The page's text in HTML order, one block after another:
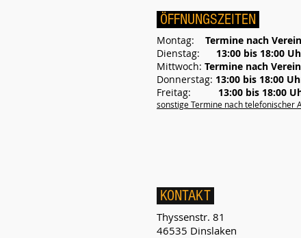
ÖFFNUNGSZEITEN
Montag: Termine nach
Dienstag:
13:00 bis 18:00
Mittwoch: Termine nach
Donnerstag: 13:00 bis 18:00
Freitag:
13:00 bis 18:00
sonstige Termine nach telefonischer
KONTAKT
Thyssenstr. 81
46535 Dinslaken